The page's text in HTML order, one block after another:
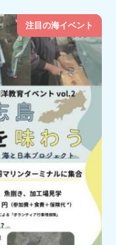
注目の海イベント